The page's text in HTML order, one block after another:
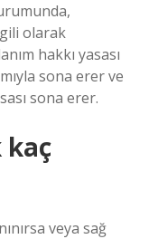
olarak
hakkı yasası
sona erer ve
sona erer.
kaç
veya sağ